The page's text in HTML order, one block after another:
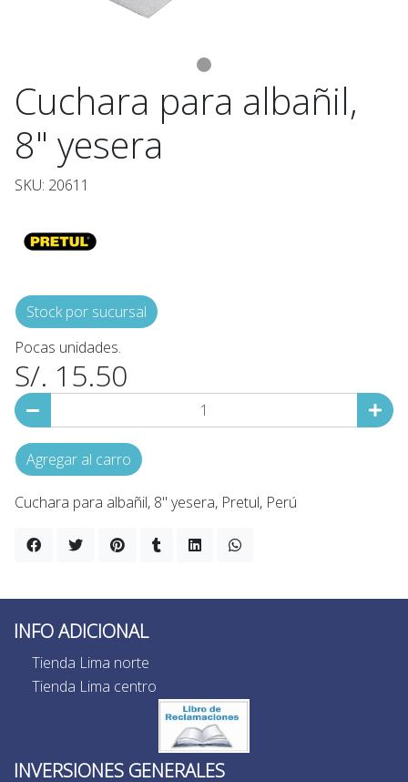
Cuchara para albañil,
8" yesera
SKU: 20611
Stock por sucursal
Pocas unidades.
S/. 15.50
Agregar al carro
Cuchara para albañil, 8" yesera, Pretul, Perú
INFO ADICIONAL
Tienda Lima norte
Tienda Lima centro
INVERSIONES GENERALES